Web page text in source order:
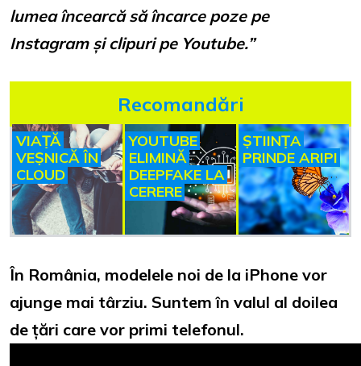
lumea încearcă să încarce poze pe
Instagram și clipuri pe Youtube.”
Recomandări
VIAȚĂ
VEȘNICĂ ÎN
CLOUD
YOUTUBE
ELIMINĂ
DEEPFAKE LA
CERERE
ȘTIINȚA
PRINDE ARIPI
În România, modelele noi de la iPhone vor
ajunge mai târziu. Suntem în valul al doilea
de țări care vor primi telefonul.